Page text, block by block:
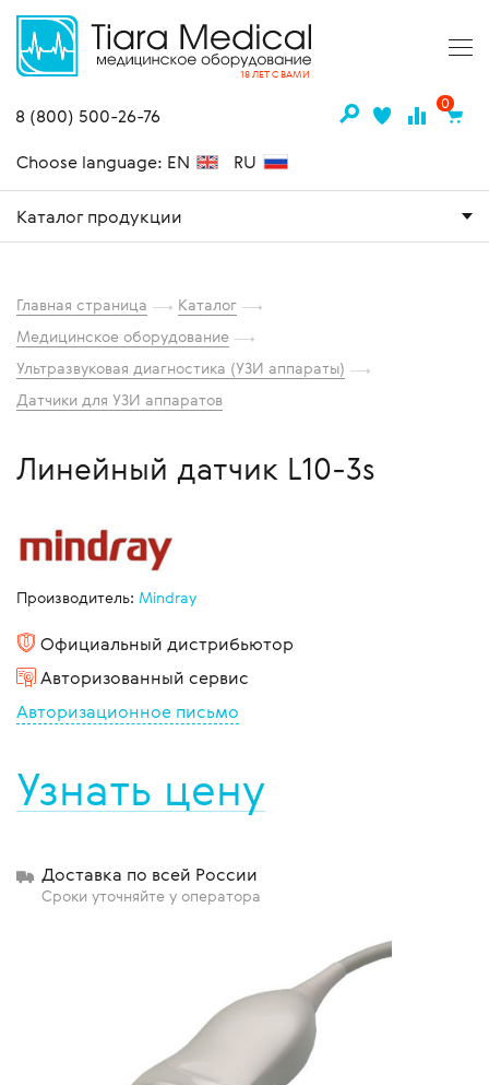
18 ЛЕТ С ВАМИ
8 (800) 500-26-76
0
Choose language: EN RU
Каталог продукции
Главная страница
Каталог
Медицинское оборудование
Ультразвуковая диагностика (УЗИ аппараты)
Датчики для УЗИ аппаратов
Линейный датчик L10-3s
Производитель: Mindray
Официальный дистрибьютор
Авторизованный сервис
Авторизационное письмо
Узнать цену
Доставка по всей России
Сроки уточняйте у оператора